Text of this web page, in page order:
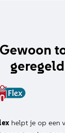
Gewoon
geregeld
helpt je op een